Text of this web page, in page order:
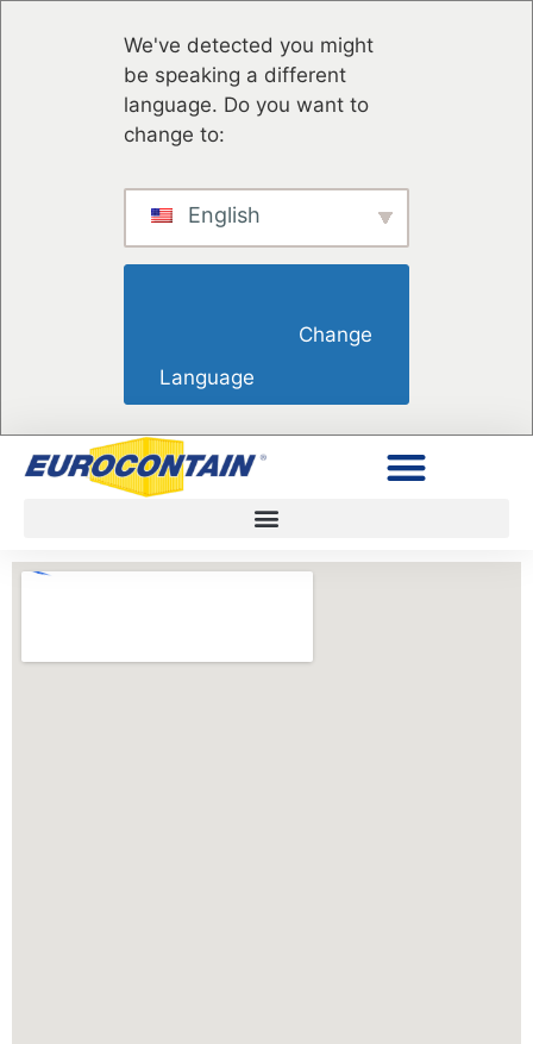
We've detected you might
be speaking a different
language. Do you want to
change to:
English
Language